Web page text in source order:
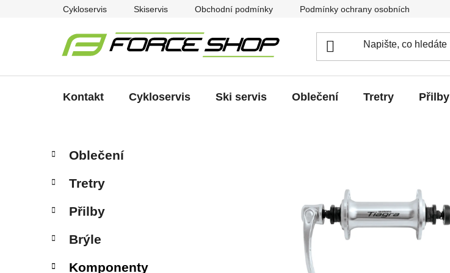
Cykloservis Skiservis Obchodní podmínky Podmínky ochrany osobních údajů
Kontakt Cykloservis Ski servis Oblečení Tretry Přilby
P
s
r
n
n
kategorie
a
e
o
i
Oblečení
Tretry
Přilby
Brýle
Komponenty